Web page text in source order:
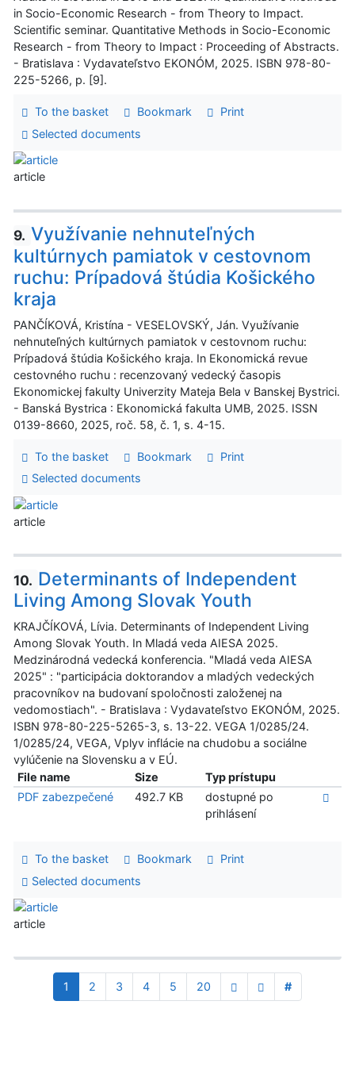
in Socio-Economic Research - from Theory to Impact.
Scientific seminar. Quantitative Methods in Socio-Economic
Research - from Theory to Impact : Proceeding of Abstracts.
- Bratislava : Vydavateľstvo EKONÓM, 2025. ISBN 978-80-
225-5266, p. [9].
To the basket Bookmark
Print
Selected documents
article
9. Využívanie nehnuteľných
kultúrnych pamiatok v cestovnom
ruchu: Prípadová štúdia Košického
kraja
PANČÍKOVÁ, Kristína - VESELOVSKÝ, Ján. Využívanie
nehnuteľných kultúrnych pamiatok v cestovnom ruchu:
Prípadová štúdia Košického kraja. In Ekonomická revue
cestovného ruchu : recenzovaný vedecký časopis
Ekonomickej fakulty Univerzity Mateja Bela v Banskej Bystrici.
- Banská Bystrica : Ekonomická fakulta UMB, 2025. ISSN
0139-8660, 2025, roč. 58, č. 1, s. 4-15.
To the basket Bookmark
Print
Selected documents
article
10. Determinants of Independent
Living Among Slovak Youth
KRAJČÍKOVÁ, Lívia. Determinants of Independent Living
Among Slovak Youth. In Mladá veda AIESA 2025.
Medzinárodná vedecká konferencia. "Mladá veda AIESA
2025" : "participácia doktorandov a mladých vedeckých
pracovníkov na budovaní spoločnosti založenej na
vedomostiach". - Bratislava : Vydavateľstvo EKONÓM, 2025.
ISBN 978-80-225-5265-3, s. 13-22. VEGA 1/0285/24.
1/0285/24, VEGA, Vplyv inflácie na chudobu a sociálne
vylúčenie na Slovensku a v EÚ.
File name
Size
Typ prístupu
PDF zabezpečené
492.7 KB
dostupné po
prihlásení
To the basket Bookmark
Print
Selected documents
article
1 2 3 4 5 20 #